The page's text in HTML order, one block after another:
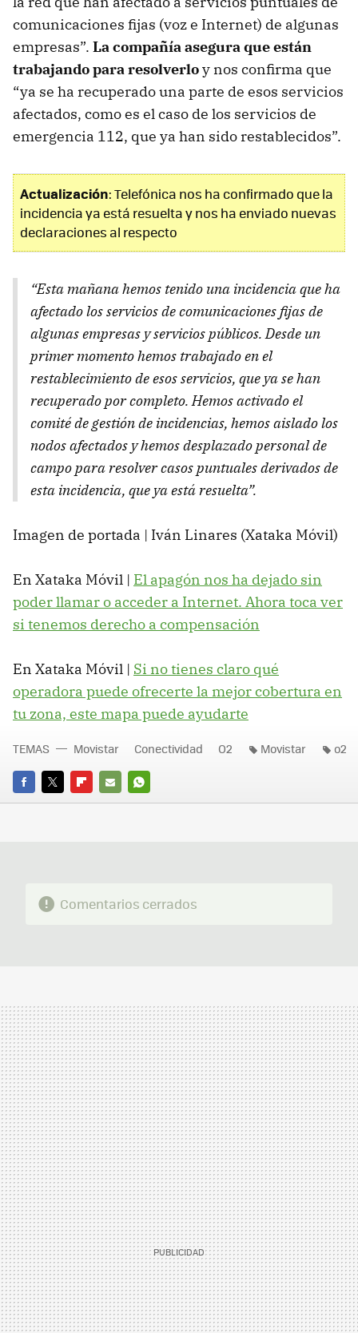
comunicaciones fijas (voz e Internet) de algunas
empresas”. La compañía asegura que están
trabajando para resolverloy nos confirma que
“ya se ha recuperado una parte de esos servicios
afectados, como es el caso de los servicios de
emergencia 112, que ya han sido restablecidos”.
Actualización: Telefónica nos ha confirmado que la
incidencia ya está resuelta y nos ha enviado nuevas
declaraciones al respecto
“Esta mañana hemos tenido una incidencia que ha
afectado los servicios de comunicaciones fijas de
algunas empresas y servicios públicos. Desde un
primer momento hemos trabajado en el
restablecimiento de esos servicios, que ya se han
recuperado por completo. Hemos activado el
comité de gestión de incidencias, hemos aislado los
nodos afectados y hemos desplazado personal de
campo para resolver casos puntuales derivados de
esta incidencia, que ya está resuelta”.
Imagen de portada | Iván Linares (Xataka Móvil)
En Xataka Móvil | El apagón nos ha dejado sin
poder llamar o acceder a Internet. Ahora toca ver
si tenemos derecho a compensación
En Xataka Móvil | Si no tienes claro qué
operadora puede ofrecerte la mejor cobertura en
tu zona, este mapa puede ayudarte
FACEBOOK
TWITTERFLIPBOARD
E-
WHATSAPP
TEMAS Movistar Conectividad O2 Movistar o2
Comentarios cerrados